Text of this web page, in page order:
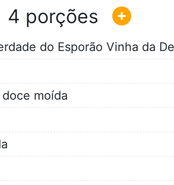
4
do Esporão Vinha da
moída